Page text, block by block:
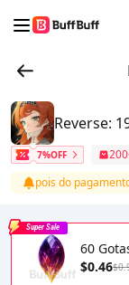
Reverse:
7%OFF
Depois do
60
$0.46
Super Sale